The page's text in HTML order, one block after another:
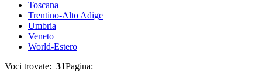
Toscana
Trentino-Alto Adige
Umbria
Veneto
World-Estero
Voci trovate: 31Pagina: